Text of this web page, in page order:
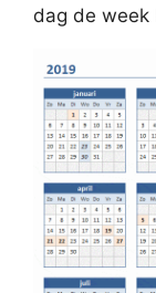
dag de week